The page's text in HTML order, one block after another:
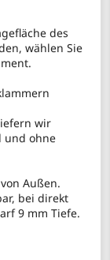
des
wählen Sie
wir
und ohne
Außen.
bei direkt
9 mm Tiefe.